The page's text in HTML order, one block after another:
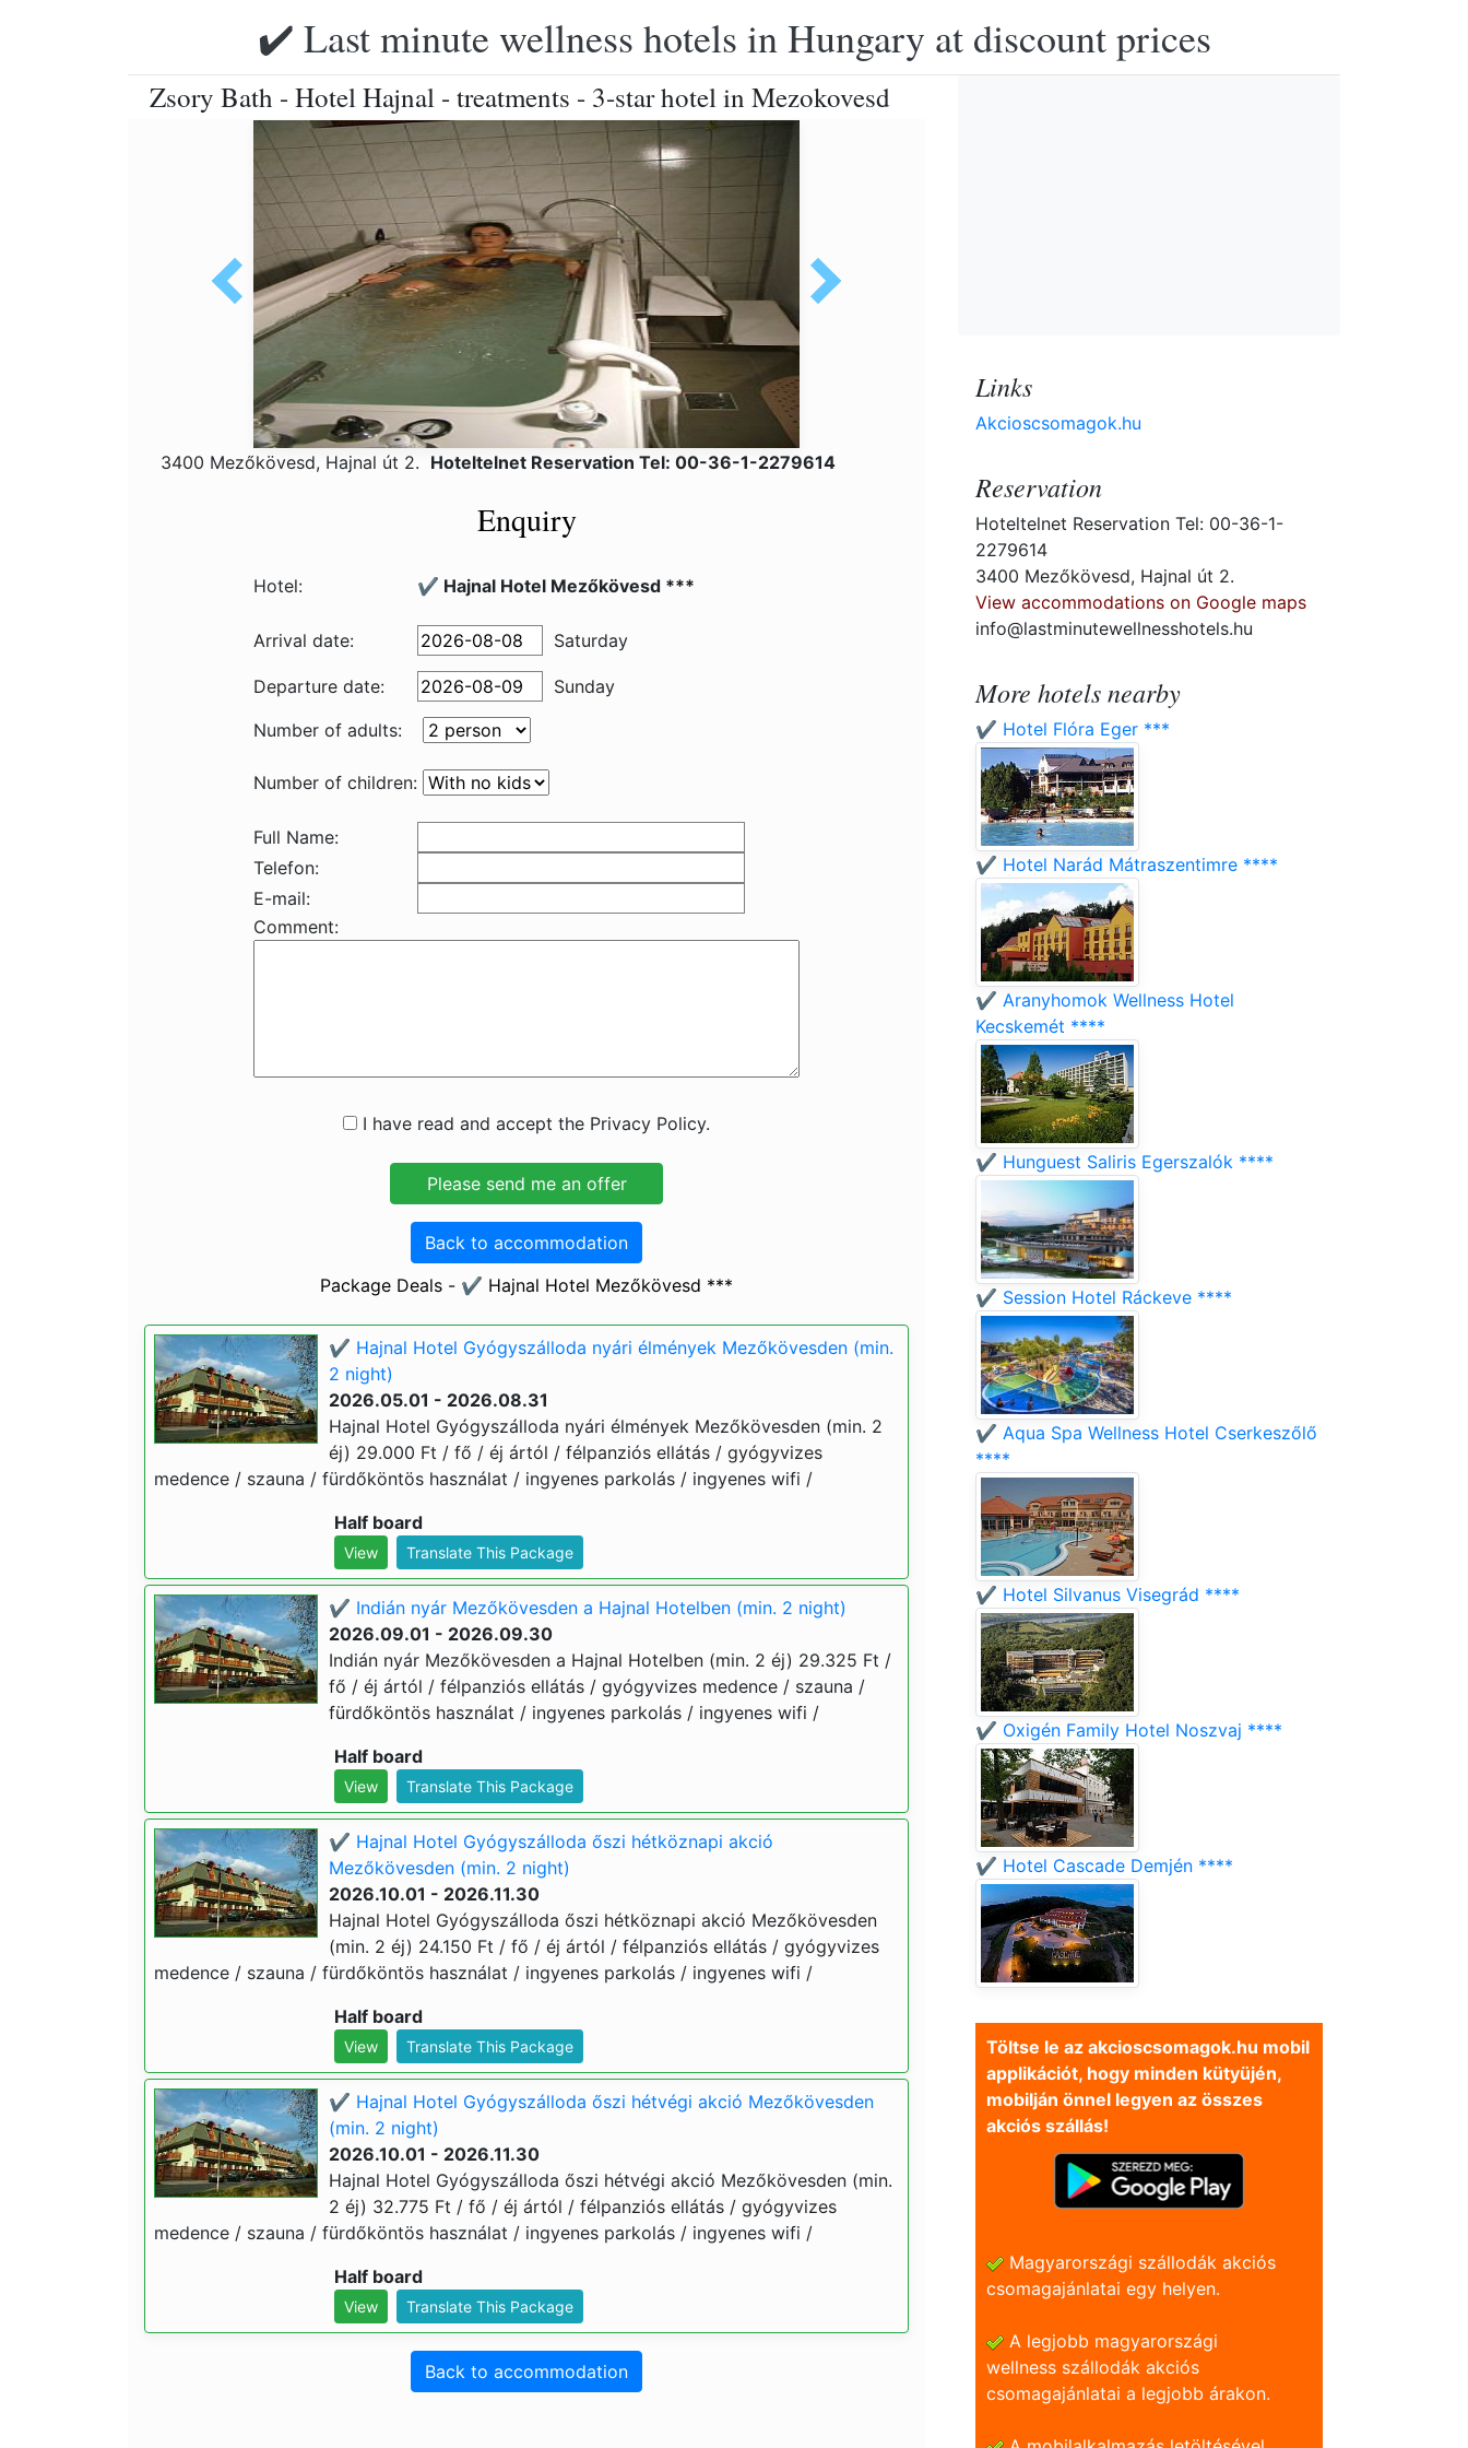
✔️ Last minute wellness hotels in Hungary at discount prices
Zsory Bath - Hotel Hajnal - treatments - 3-star hotel in Mezokovesd
3400 Mezőkövesd, Hajnal út 2. Hoteltelnet Reservation Tel: 00-36-1-2279614
Enquiry
Hotel: ✔️ Hajnal Hotel Mezőkövesd ***
Arrival date: Saturday
Departure date:
Sunday
Number of adults:
Number of children:
Full Name:
Telefon:
E-mail:
Comment:
I have read and accept the Privacy Policy.
Back to accommodation
Package Deals - ✔️ Hajnal Hotel Mezőkövesd ***
✔️ Hajnal Hotel Gyógyszálloda nyári élmények Mezőkövesden (min.
2 night)
2026.05.01 - 2026.08.31
Hajnal Hotel Gyógyszálloda nyári élmények Mezőkövesden (min. 2
éj) 29.000 Ft / fő / éj ártól / félpanziós ellátás / gyógyvizes
medence / szauna / fürdőköntös használat / ingyenes parkolás / ingyenes wifi /
Half board
View Translate This Package
✔️ Indián nyár Mezőkövesden a Hajnal Hotelben (min. 2 night)
2026.09.01 - 2026.09.30
Indián nyár Mezőkövesden a Hajnal Hotelben (min. 2 éj) 29.325 Ft /
fő / éj ártól / félpanziós ellátás / gyógyvizes medence / szauna /
fürdőköntös használat / ingyenes parkolás / ingyenes wifi /
Half board
View Translate This Package
✔️ Hajnal Hotel Gyógyszálloda őszi hétköznapi akció
Mezőkövesden (min. 2 night)
2026.10.01 - 2026.11.30
Hajnal Hotel Gyógyszálloda őszi hétköznapi akció Mezőkövesden
(min. 2 éj) 24.150 Ft / fő / éj ártól / félpanziós ellátás / gyógyvizes
medence / szauna / fürdőköntös használat / ingyenes parkolás / ingyenes wifi /
Half board
View Translate This Package
✔️ Hajnal Hotel Gyógyszálloda őszi hétvégi akció Mezőkövesden
(min. 2 night)
2026.10.01 - 2026.11.30
Hajnal Hotel Gyógyszálloda őszi hétvégi akció Mezőkövesden (min.
2 éj) 32.775 Ft / fő / éj ártól / félpanziós ellátás / gyógyvizes
medence / szauna / fürdőköntös használat / ingyenes parkolás / ingyenes wifi /
Half board
View Translate This Package
Back to accommodation
Links
Akcioscsomagok.hu
Reservation
Hoteltelnet Reservation Tel: 00-36-1-
2279614
3400 Mezőkövesd, Hajnal út 2.
View accommodations on Google maps
info@lastminutewellnesshotels.hu
More hotels nearby
✔️ Hotel Flóra Eger ***
✔️ Hotel Narád Mátraszentimre ****
✔️ Aranyhomok Wellness Hotel
Kecskemét ****
✔️ Hunguest Saliris Egerszalók ****
✔️ Session Hotel Ráckeve ****
✔️ Aqua Spa Wellness Hotel Cserkeszőlő
****
✔️ Hotel Silvanus Visegrád ****
✔️ Oxigén Family Hotel Noszvaj ****
✔️ Hotel Cascade Demjén ****
Töltse le az akcioscsomagok.hu mobil
applikációt, hogy minden kütyüjén,
mobilján önnel legyen az összes
akciós szállás!
Magyarországi szállodák akciós
csomagajánlatai egy helyen.
A legjobb magyarországi
wellness szállodák akciós
csomagajánlatai a legjobb árakon.